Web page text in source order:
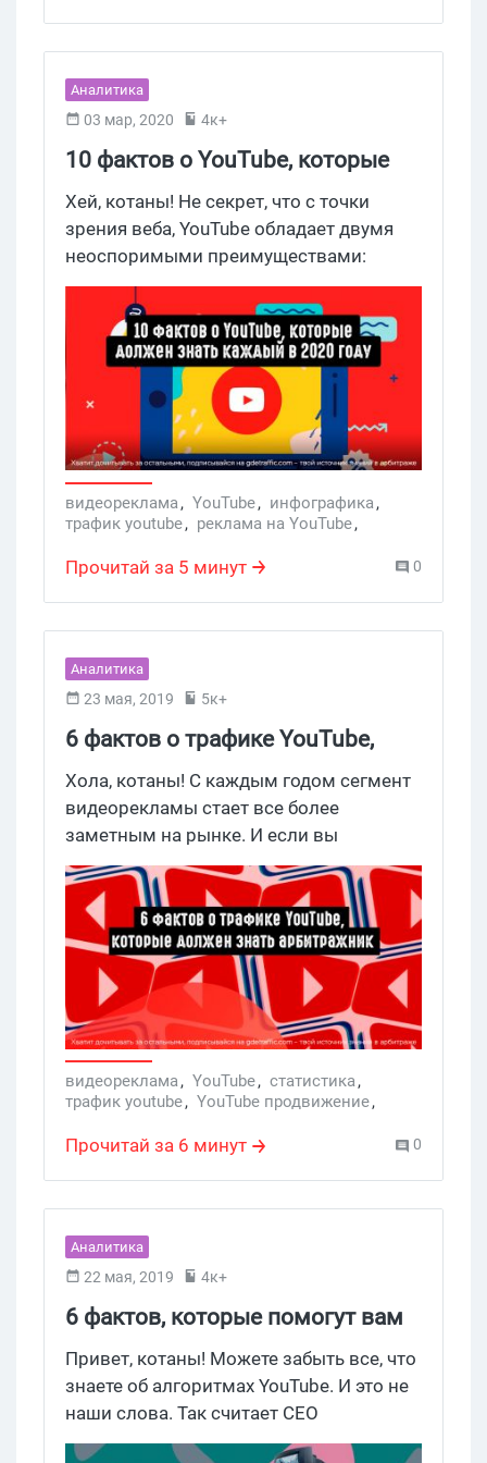
Аналитика
03 мар, 2020 4к+
10 фактов о YouTube, которые
должен знать каждый
вебмастер в 2020 году
Хей, котаны! Не секрет, что с точки
зрения веба, YouTube обладает двумя
неоспоримыми преимуществами:
большая аудитория плюс возможность
добывать бесплатный траф. Как
собственный контент, так и реклама на
видеохостинге приносят профит. Так
что в этой инфографике делимся с вами
свежей статистикой по YouTube.
Присмотритесь к этим цифрам, чтобы
скорректировать существующие
стратегии или чтобы уже в этом году
успешно ворваться на платформу.
видеореклама, YouTube, инфографика,
трафик youtube, реклама на YouTube,
Прочитай за 5 минут 0
Аналитика
23 мая, 2019 5к+
6 фактов о трафике YouTube,
которые должен знать
арбитражник
Хола, котаны! С каждым годом сегмент
видеорекламы стает все более
заметным на рынке. И если вы
планируете развивать данное
направление в 2019 году, то
рекомендуем начать с изучения
аналитики. Мы подготовили для вас
статистику по одной из самых
посещаемых видеоплатформ мира —
YouTube.
видеореклама, YouTube, статистика,
трафик youtube, YouTube продвижение,
YouTube аналитика,Услуги
Прочитай за 6 минут 0
Аналитика
22 мая, 2019 4к+
6 фактов, которые помогут вам
попасть в ТОП выдачи YouTube
Привет, котаны! Можете забыть все, что
знаете об алгоритмах YouTube. И это не
наши слова. Так считает СЕО
маркетинговой компании Briggsby